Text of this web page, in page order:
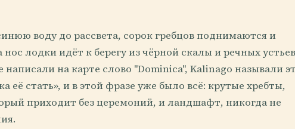
воду до рассвета, сорок гребцов поднимаются и
лодки идёт к берегу из чёрной скалы и речных
написали на карте слово "Dominica", Kalinago называли
её стать», и в этой фразе уже было всё: крутые хребты,
приходит без церемоний, и ландшафт, никогда не